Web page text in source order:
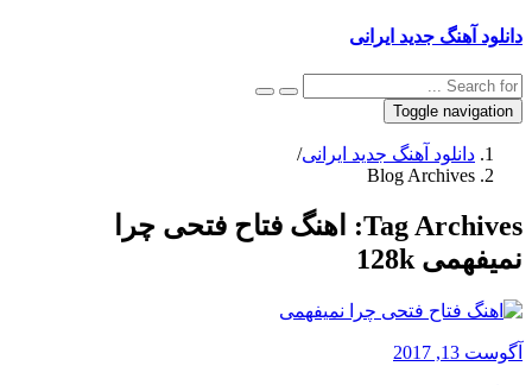
دانلود آهنگ جدید ایرانی
Toggle navigation
دانلود آهنگ جدید ایرانی/
Blog Archives
Tag Archives:
اهنگ فتاح فتحی چرا
نمیفهمی 128k
آگوست 13, 2017